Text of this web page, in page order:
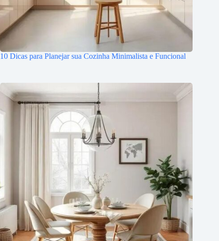
10 Dicas para Planejar sua Cozinha Minimalista e Funcional